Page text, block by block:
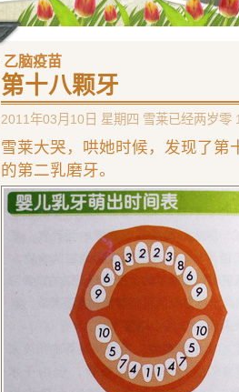
乙脑疫苗
第十八颗牙
2011年03月10日 星期四 雪莱已经两岁零
雪莱大哭，哄她时候，发现了第
的第二乳磨牙。